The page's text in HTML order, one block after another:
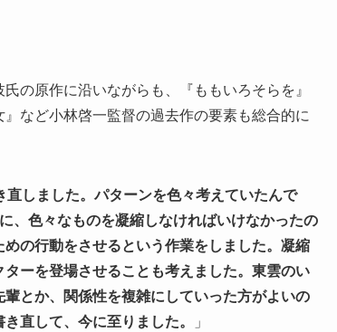
の原作に沿いながらも、『ももいろそらを』
など小林啓一監督の過去作の要素も総合的に
直しました。パターンを色々考えていたんで
、色々なものを凝縮しなければいけなかったの
の行動をさせるという作業をしました。凝縮
ーを登場させることも考えました。東雲のい
とか、関係性を複雑にしていった方がよいの
直して、今に至りました。
」